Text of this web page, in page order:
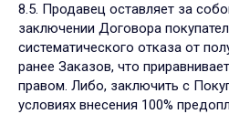
8.5. Продавец оставляет за
заключении Договора
систематического отказа от
ранее Заказов, что
правом. Либо, заключить с
условиях внесения 100%